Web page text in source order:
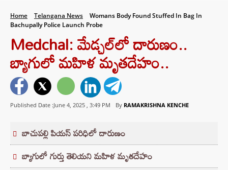
Home Telangana News
Womans Body Found Stuffed In Bag In
Bachupally Police Launch Probe
Medchal: మేడ్చల్‌లో దారుణం..
బ్యాగులో మహిళ మృతదేహం..
Published Date :June 4, 2025 , 3:49 PM By RAMAKRISHNA KENCHE
బాచుపల్లి పియస్ పరిధిలో దారుణం
బ్యాగులో గుర్తు తెలియని మహిళ మృతదేహం